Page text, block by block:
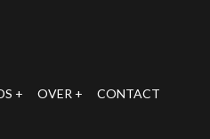
OVER CONTACT